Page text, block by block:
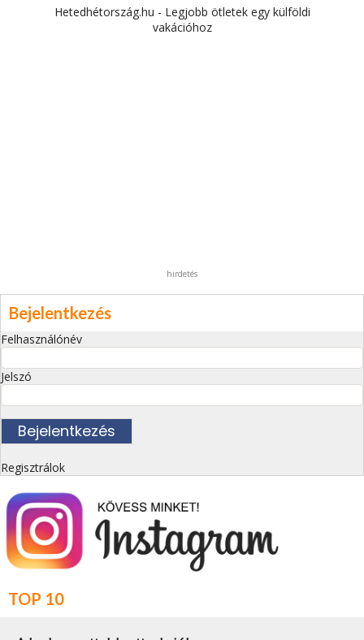
Hetedhétország.hu - Legjobb ötletek egy külföldi
vakációhoz
hirdetés
Bejelentkezés
Felhasználónév
Jelszó
Regisztrálok
TOP 10